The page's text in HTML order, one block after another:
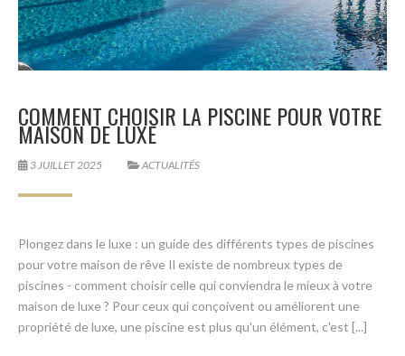
COMMENT CHOISIR LA PISCINE POUR VOTRE
MAISON DE LUXE
3 JUILLET 2025 ACTUALITÉS
Plongez dans le luxe : un guide des différents types de piscines
pour votre maison de rêve Il existe de nombreux types de
piscines - comment choisir celle qui conviendra le mieux à votre
maison de luxe ? Pour ceux qui conçoivent ou améliorent une
propriété de luxe, une piscine est plus qu'un élément, c'est [...]